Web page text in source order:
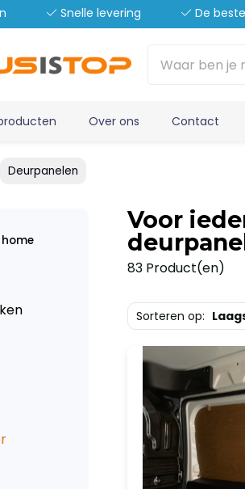
Snelle levering De
Over ons Contact
Deurpanelen
Voor
83 Product(en)
Sorteren op: